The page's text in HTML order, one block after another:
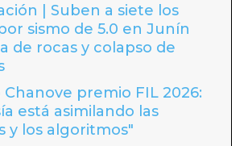
| Suben a siete los
sismo de 5.0 en Junín
de rocas y colapso de
Chanove premio FIL 2026:
está asimilando las
y los algoritmos"